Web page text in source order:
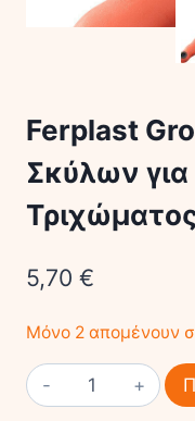
Ferplast
Σκύλων για
5,70 €
Μόνο 2 απομένουν
Ferplast
Gro